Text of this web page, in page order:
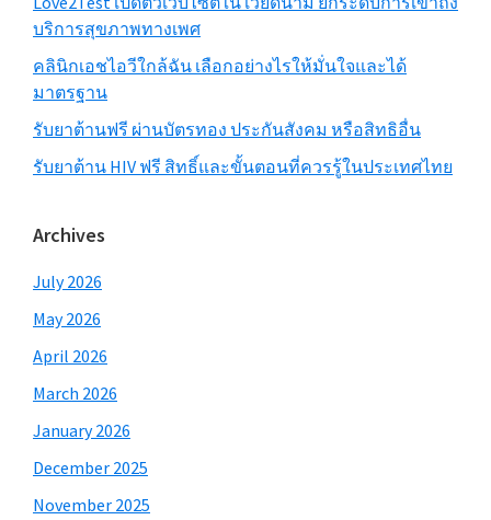
บริการสุขภาพทางเพศ
คลินิกเอชไอวีใกล้ฉัน เลือกอย่างไรให้มั่นใจและได้
มาตรฐาน
รับยาต้านฟรี ผ่านบัตรทอง ประกันสังคม หรือสิทธิอื่น
รับยาต้าน HIV ฟรี สิทธิ์และขั้นตอนที่ควรรู้ในประเทศไทย
Archives
July 2026
May 2026
April 2026
March 2026
January 2026
December 2025
November 2025